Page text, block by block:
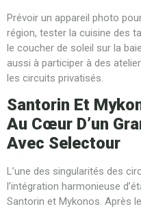
Prévoir un appareil photo
région, tester la cuisine des
le coucher de soleil sur la
aussi à participer à des
les circuits privatisés.
Santorin Et
Au Cœur D’un
Avec Selectour
L’une des singularités des
l’intégration harmonieuse
Santorin et Mykonos. Après